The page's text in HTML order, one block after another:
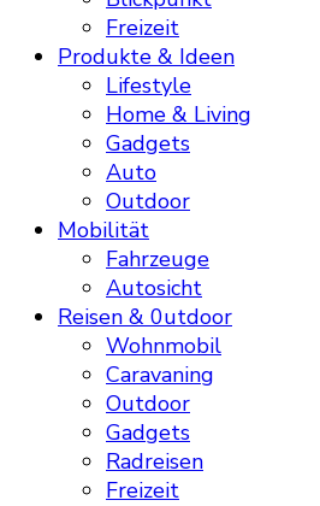
Freizeit
Produkte & Ideen
Lifestyle
Home & Living
Gadgets
Auto
Outdoor
Mobilität
Fahrzeuge
Autosicht
Reisen & 0utdoor
Wohnmobil
Caravaning
Outdoor
Gadgets
Radreisen
Freizeit